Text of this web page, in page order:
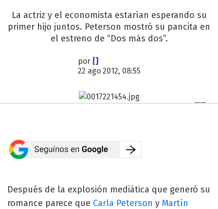
La actriz y el economista estarían esperando su
primer hijo juntos. Peterson mostró su pancita en
el estreno de “Dos más dos”.
por []
22 ago 2012, 08:55
Después de la explosión mediática que generó su
romance parece que Carla Peterson y Martín